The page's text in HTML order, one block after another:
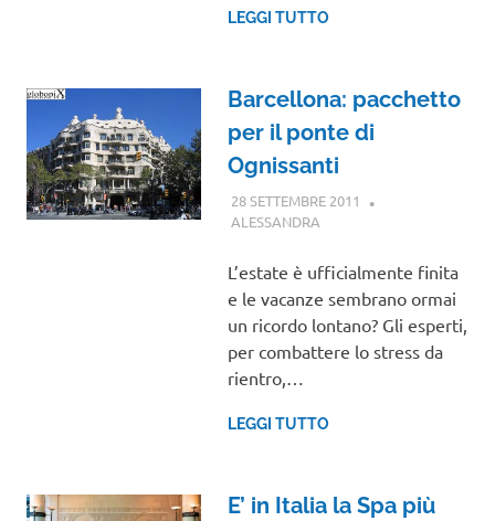
LEGGI TUTTO
Barcellona: pacchetto
per il ponte di
Ognissanti
28 SETTEMBRE 2011
ALESSANDRA
L’estate è ufficialmente finita
e le vacanze sembrano ormai
un ricordo lontano? Gli esperti,
per combattere lo stress da
rientro,…
LEGGI TUTTO
E’ in Italia la Spa più